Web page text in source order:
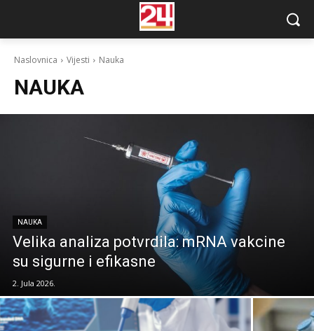
Naslovnica Vijesti Nauka
NAUKA
NAUKA
Velika analiza potvrdila: mRNA vakcine
su sigurne i efikasne
2. Jula 2026.